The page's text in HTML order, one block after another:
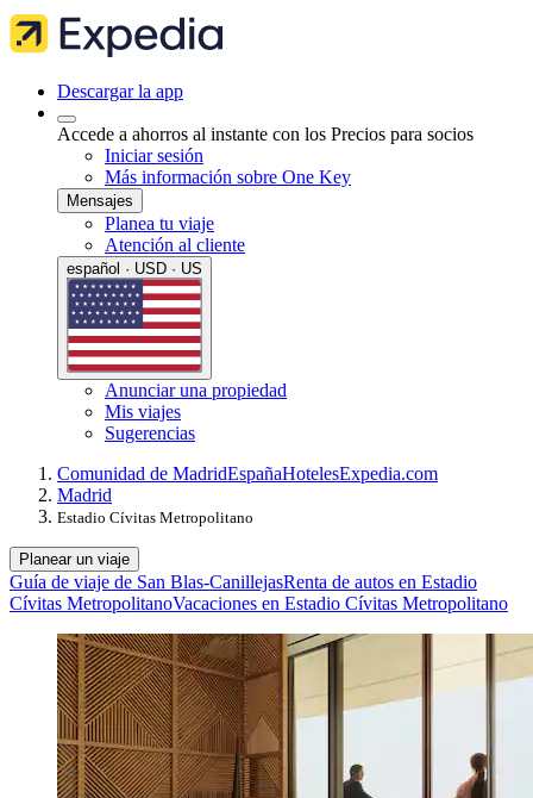
Descargar la app
Accede a ahorros al instante con los Precios para socios
Iniciar sesión
Más información sobre One Key
Mensajes
Planea tu viaje
Atención al cliente
español · USD · US
Anunciar una propiedad
Mis viajes
Sugerencias
Comunidad de MadridEspañaHotelesExpedia.com
Madrid
Estadio Cívitas Metropolitano
Planear un viaje
Guía de viaje de San Blas-CanillejasRenta de autos en Estadio
Cívitas MetropolitanoVacaciones en Estadio Cívitas Metropolitano